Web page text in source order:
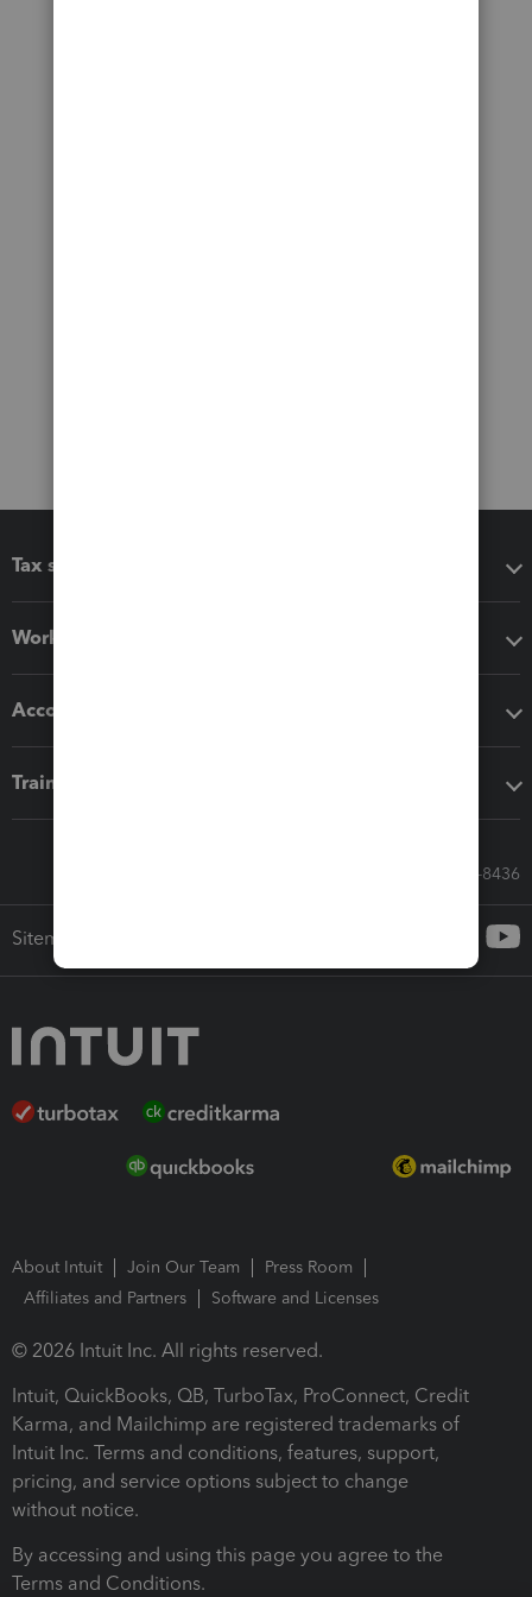
Tax software
Workflow add-ons
Accounting solutions
Training & support
Call Sales: 833-564-8436
Sitemap
About Intuit Join Our Team
Press Room
Affiliates and Partners
Software and Licenses
© 2026 Intuit Inc. All rights reserved.
Intuit, QuickBooks, QB, TurboTax, ProConnect, Credit
Karma, and Mailchimp are registered trademarks of
Intuit Inc. Terms and conditions, features, support,
pricing, and service options subject to change
without notice.
By accessing and using this page you agree to the
Terms and Conditions.